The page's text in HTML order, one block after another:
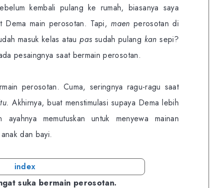
kembali pulang ke rumah, biasanya saya
Dema main perosotan. Tapi, maen perosotan di
masuk kelas ataupassudah pulang kan sepi?
pesaingnya saat bermain perosotan.
perosotan. Cuma, seringnya ragu-ragu saat
Akhirnya, buat menstimulasi supaya Dema lebih
memutuskan untuk menyewa mainan
dan bayi.
suka bermain perosotan.